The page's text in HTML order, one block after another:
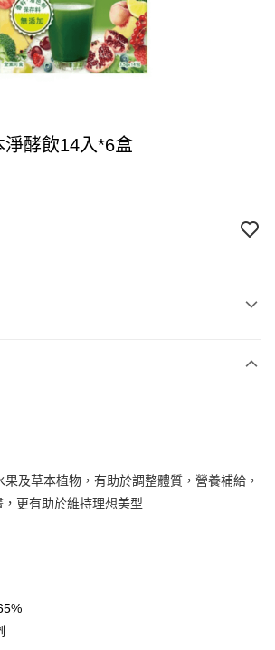
淨酵飲14入*6盒
含以上)免運費
含以上)免運費
含以上)免運費
及草本植物，有助於調整體質，營養補給，
更有助於維持理想美型